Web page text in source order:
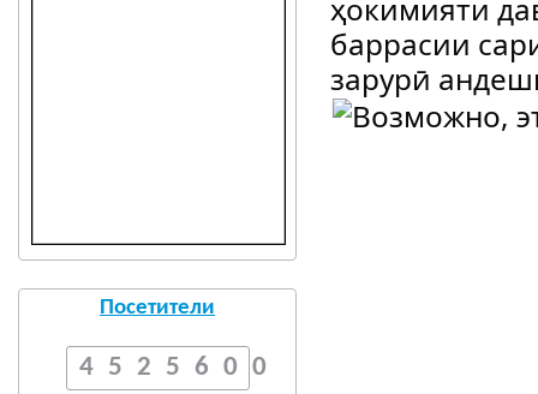
Посетители
4525600
ҳокимияти
баррасии
зарурӣ